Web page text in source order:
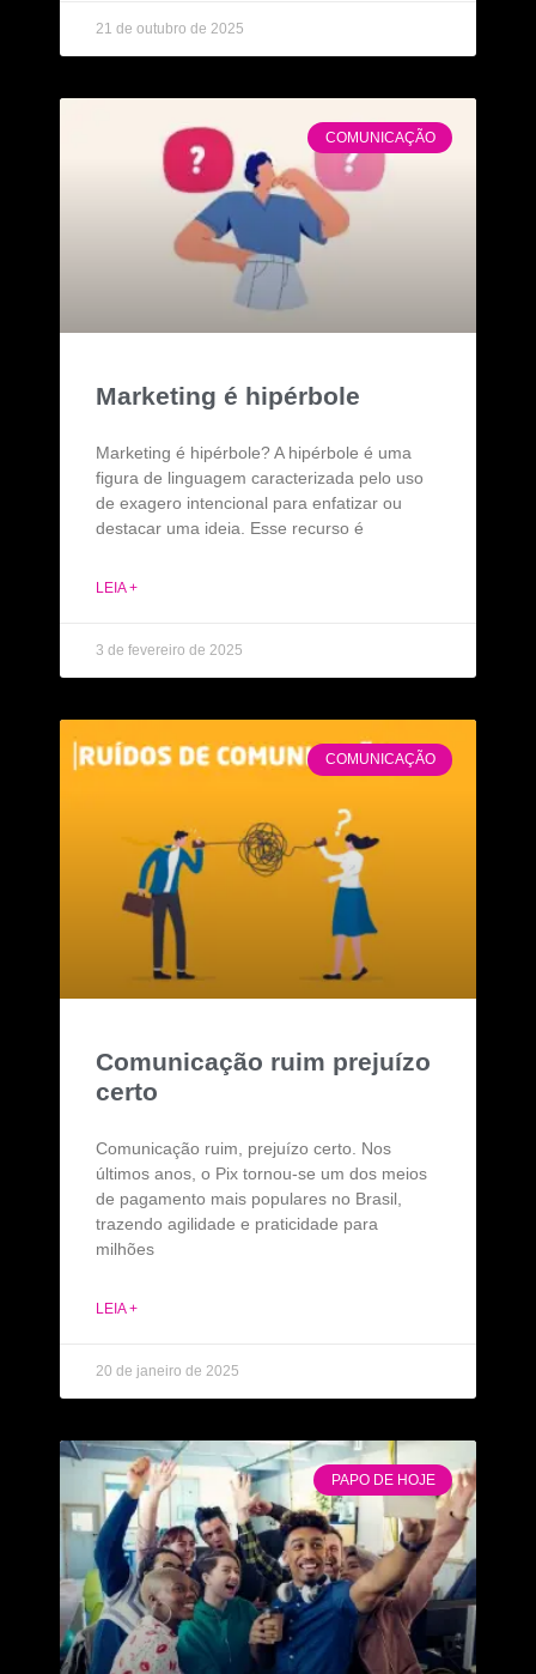
21 de outubro de 2025
COMUNICAÇÃO
Marketing é hipérbole
Marketing é hipérbole? A hipérbole é uma
figura de linguagem caracterizada pelo uso
de exagero intencional para enfatizar ou
destacar uma ideia. Esse recurso é
LEIA +
3 de fevereiro de 2025
COMUNICAÇÃO
Comunicação ruim prejuízo
certo
Comunicação ruim, prejuízo certo. Nos
últimos anos, o Pix tornou-se um dos meios
de pagamento mais populares no Brasil,
trazendo agilidade e praticidade para
milhões
LEIA +
20 de janeiro de 2025
PAPO DE HOJE